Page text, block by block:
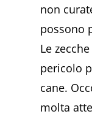
non
possono
Le
pericolo
cane.
molta